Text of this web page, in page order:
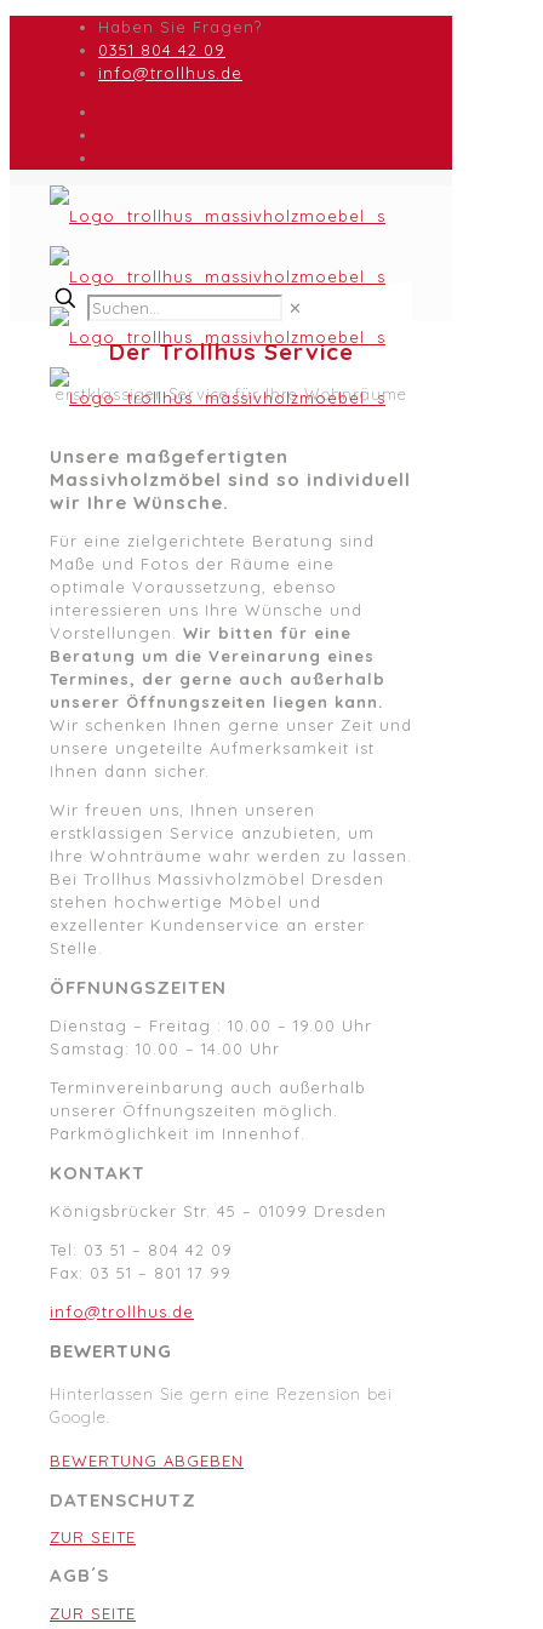
Haben Sie Fragen?
0351 804 42 09
info@trollhus.de
✕
Der Trollhus Service
erstklassiger Service für Ihre Wohnräume
Unsere maßgefertigten
Massivholzmöbel sind so individuell
wir Ihre Wünsche.
Für eine zielgerichtete Beratung sind
Maße und Fotos der Räume eine
optimale Voraussetzung, ebenso
interessieren uns Ihre Wünsche und
Vorstellungen. Wir bitten für eine
Beratung um die Vereinarung eines
Termines, der gerne auch außerhalb
unserer Öffnungszeiten liegen kann.
Wir schenken Ihnen gerne unser Zeit und
unsere ungeteilte Aufmerksamkeit ist
Ihnen dann sicher.
Wir freuen uns, Ihnen unseren
erstklassigen Service anzubieten, um
Ihre Wohnträume wahr werden zu lassen.
Bei Trollhus Massivholzmöbel Dresden
stehen hochwertige Möbel und
exzellenter Kundenservice an erster
Stelle.
ÖFFNUNGSZEITEN
Dienstag – Freitag : 10.00 – 19.00 Uhr
Samstag: 10.00 – 14.00 Uhr
Terminvereinbarung auch außerhalb
unserer Öffnungszeiten möglich.
Parkmöglichkeit im Innenhof.
KONTAKT
Königsbrücker Str. 45 – 01099 Dresden
Tel: 03 51 – 804 42 09
Fax: 03 51 – 801 17 99
info@trollhus.de
BEWERTUNG
Hinterlassen Sie gern eine Rezension bei
Google.
BEWERTUNG ABGEBEN
DATENSCHUTZ
ZUR SEITE
AGB´S
ZUR SEITE